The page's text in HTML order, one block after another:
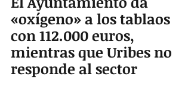
«oxígeno» a los tablaos
con 112.000 euros,
mientras que Uribes no
responde al sector